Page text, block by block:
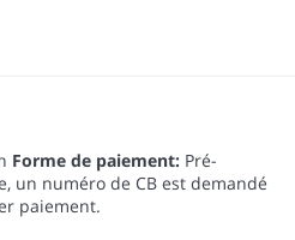
Forme de paiement: Pré-
un numéro de CB est demandé
paiement.